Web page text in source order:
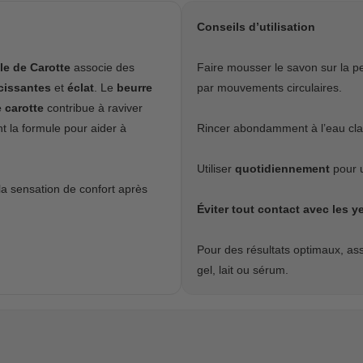
de Carotte associe des
et éclat . Le beurre
carotte contribue à raviver
la formule pour aider à
sensation de confort après
Conseils d’utilisation
Faire mousser le savon sur la
par mouvements circulaires.
Rincer abondamment à l’eau
Utiliser quotidiennement pour
Éviter tout contact avec les
Pour des résultats optimaux,
gel, lait ou sérum.